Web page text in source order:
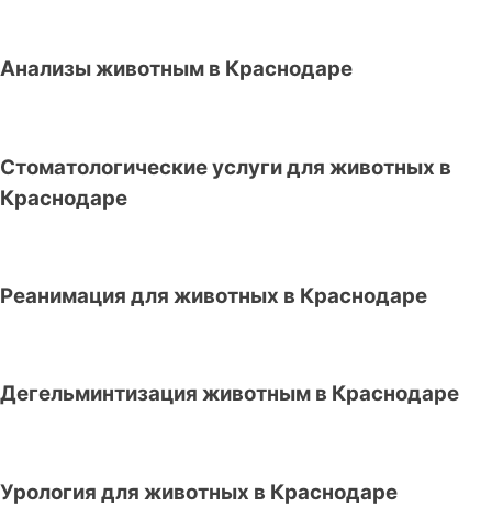
Анализы животным в Краснодаре
Стоматологические услуги для животных в
Краснодаре
Реанимация для животных в Краснодаре
Дегельминтизация животным в Краснодаре
Урология для животных в Краснодаре